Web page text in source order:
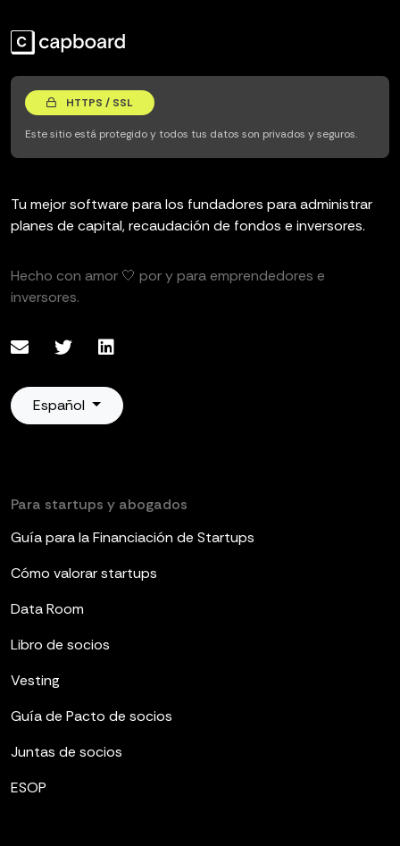
HTTPS / SSL
Este sitio está protegido y todos tus datos son privados y seguros.
Tu mejor software para los fundadores para administrar
planes de capital, recaudación de fondos e inversores.
Hecho con amor 🤍 por y para emprendedores e
inversores.
Español
Para startups y abogados
Guía para la Financiación de Startups
Cómo valorar startups
Data Room
Libro de socios
Vesting
Guía de Pacto de socios
Juntas de socios
ESOP